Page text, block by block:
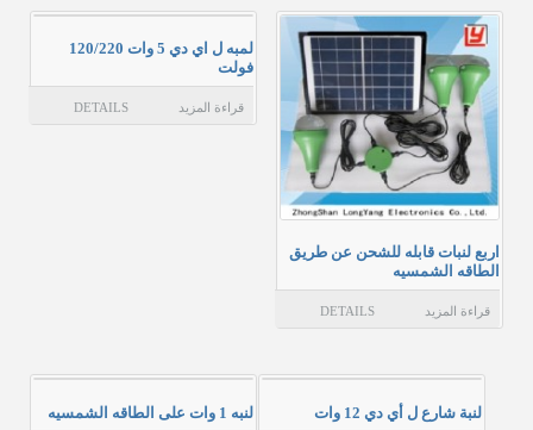
محطات تولد طاقة
اربع لنبات قابله للشحن عن طريق
الطاقه الشمسيه
قراءة المزيد DETAILS
لمبه ل اي دي 5 وات 120/220
فولت
قراءة المزيد DETAILS
لنبة شارع ل أي دي 12 وات لنبه 1 وات على الطاقه الشمسيه